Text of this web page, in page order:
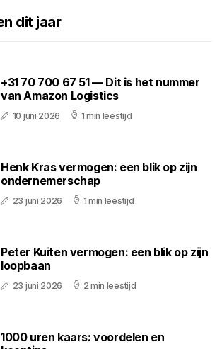
dit jaar
+31 70 700 67 51 — Dit is het nummer
van Amazon Logistics
10 juni 2026 1 min leestijd
Henk Kras vermogen: een blik op zijn
ondernemerschap
23 juni 2026 1 min leestijd
Peter Kuiten vermogen: een blik op zijn
loopbaan
23 juni 2026 2 min leestijd
1000 uren kaars: voordelen en